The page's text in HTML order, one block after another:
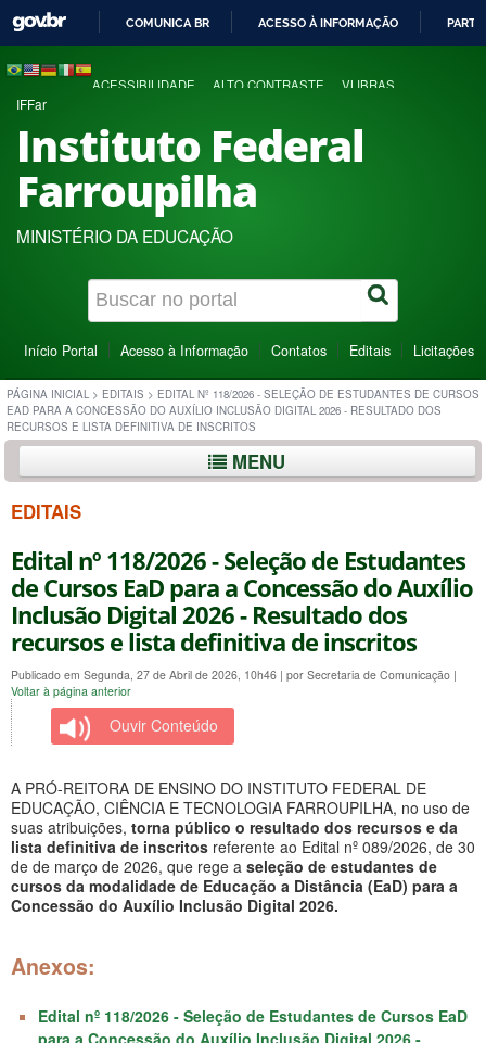
COMUNICA BR ACESSO À INFORMAÇÃO
ACESSIBILIDADE ALTO CONTRASTE VLIBRAS
IFFar
Instituto Federal
Farroupilha
MINISTÉRIO DA EDUCAÇÃO
Início Portal Acesso à Informação Contatos Editais Licitações
PÁGINA INICIAL > EDITAIS > EDITAL Nº 118/2026 - SELEÇÃO DE ESTUDANTES DE CURSOS
EAD PARA A CONCESSÃO DO AUXÍLIO INCLUSÃO DIGITAL 2026 - RESULTADO DOS
RECURSOS E LISTA DEFINITIVA DE INSCRITOS
MENU
EDITAIS
Edital nº 118/2026 - Seleção de Estudantes
de Cursos EaD para a Concessão do Auxílio
Inclusão Digital 2026 - Resultado dos
recursos e lista definitiva de inscritos
Publicado em Segunda, 27 de Abril de 2026, 10h46 | por Secretaria de Comunicação |
Voltar à página anterior
Ouvir Conteúdo
A PRÓ-REITORA DE ENSINO DO INSTITUTO FEDERAL DE
EDUCAÇÃO, CIÊNCIA E TECNOLOGIA FARROUPILHA, no uso de
suas atribuições, torna público o resultado dos recursos e da
lista definitiva de inscritos referente ao Edital nº 089/2026, de 30
de de março de 2026, que rege a seleção de estudantes de
cursos da modalidade de Educação a Distância (EaD) para a
Concessão do Auxílio Inclusão Digital 2026.
Anexos:
Edital nº 118/2026 - Seleção de Estudantes de Cursos EaD
para a Concessão do Auxílio Inclusão Digital 2026 -